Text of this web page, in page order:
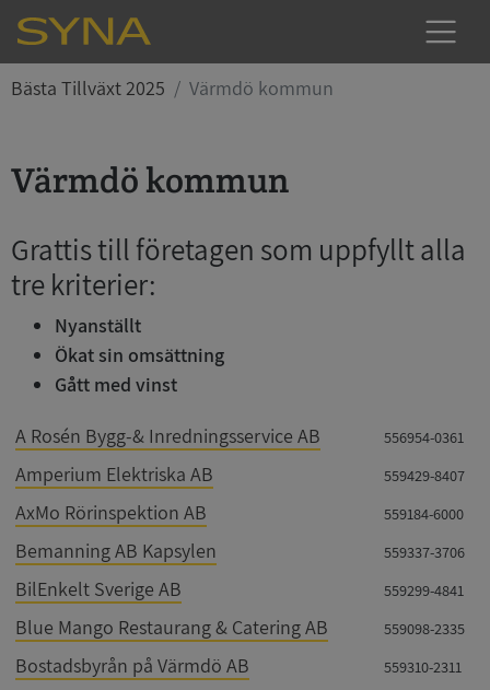
Bästa Tillväxt 2025 Värmdö kommun
Värmdö kommun
Grattis till företagen som uppfyllt alla
tre kriterier:
Nyanställt
Ökat sin omsättning
Gått med vinst
A Rosén Bygg-& Inredningsservice AB 556954-0361
Amperium Elektriska AB 559429-8407
AxMo Rörinspektion AB 559184-6000
Bemanning AB Kapsylen 559337-3706
BilEnkelt Sverige AB 559299-4841
Blue Mango Restaurang & Catering AB 559098-2335
Bostadsbyrån på Värmdö AB 559310-2311